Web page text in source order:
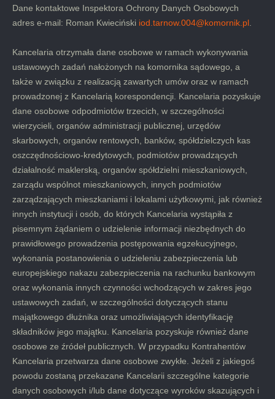
Dane kontaktowe Inspektora Ochrony Danych Osobowych
adres e-mail: Roman Kwieciński iod.tarnow.004@komornik.pl
Kancelaria otrzymała dane osobowe w ramach wykonywania
ustawowych zadań nałożonych na komornika sądowego, a
także w związku z realizacją zawartych umów oraz w ramach
prowadzonej z Kancelarią korespondencji. Kancelaria pozyskuje
dane osobowe odpodmiotów trzecich, w szczególności
wierzycieli, organów administracji publicznej, urzędów
skarbowych, organów rentowych, banków, spółdzielczych kas
oszczędnościowo-kredytowych, podmiotów prowadzących
działalność maklerską, organów spółdzielni mieszkaniowych,
zarządu wspólnot mieszkaniowych, innych podmiotów
zarządzających mieszkaniami i lokalami użytkowymi, jak również
innych instytucji i osób, do których Kancelaria wystąpiła z
pisemnym żądaniem o udzielenie informacji niezbędnych do
prawidłowego prowadzenia postępowania egzekucyjnego,
wykonania postanowienia o udzieleniu zabezpieczenia lub
europejskiego nakazu zabezpieczenia na rachunku bankowym
oraz wykonania innych czynności wchodzących w zakres jego
ustawowych zadań, w szczególności dotyczących stanu
majątkowego dłużnika oraz umożliwiających identyfikację
składników jego majątku. Kancelaria pozyskuje również dane
osobowe ze źródeł publicznych. W przypadku Kontrahentów
Kancelaria przetwarza dane osobowe zwykłe. Jeżeli z jakiegoś
powodu zostaną przekazane Kancelarii szczególne kategorie
danych osobowych i/lub dane dotyczące wyroków skazujących i